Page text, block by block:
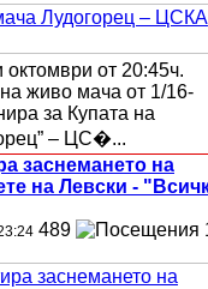
октомври от 20:45ч.
живо мача от 1/16-
за Купата на
– ЦС�...
заснемането на
на Левски -
489